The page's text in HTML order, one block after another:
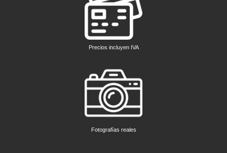
Precios incluyen IVA
Fotografías reales